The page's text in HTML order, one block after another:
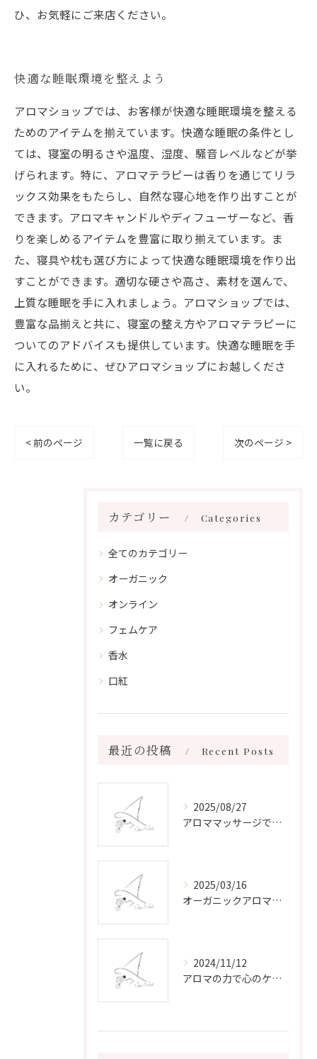
ひ、お気軽にご来店ください。
快適な睡眠環境を整えよう
アロマショップでは、お客様が快適な睡眠環境を整える
ためのアイテムを揃えています。快適な睡眠の条件とし
ては、寝室の明るさや温度、湿度、騒音レベルなどが挙
げられます。特に、アロマテラピーは香りを通じてリラ
ックス効果をもたらし、自然な寝心地を作り出すことが
できます。アロマキャンドルやディフューザーなど、香
りを楽しめるアイテムを豊富に取り揃えています。ま
た、寝具や枕も選び方によって快適な睡眠環境を作り出
すことができます。適切な硬さや高さ、素材を選んで、
上質な睡眠を手に入れましょう。アロマショップでは、
豊富な品揃えと共に、寝室の整え方やアロマテラピーに
ついてのアドバイスも提供しています。快適な睡眠を手
に入れるために、ぜひアロマショップにお越しくださ
い。
< 前のページ 一覧に戻る 次のページ >
カテゴリー Categories
全てのカテゴリー
オーガニック
オンライン
フェムケア
香水
口紅
最近の投稿 Recent Posts
2025/08/27
アロママッサージで叶える心身リラックスと健康維持の新習慣ガイド
2025/03/16
オーガニックアロマで心と体を癒す
2024/11/12
アロマの力で心のケアをする方法